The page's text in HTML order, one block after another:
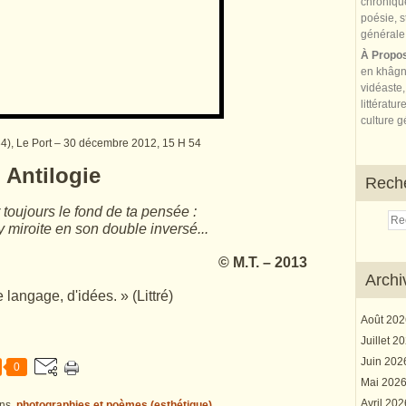
Le Port – 30 décembre 2012, 15 H 54
Antilogie
le fond de ta pensée :
miroite en son double inversé...
© M.T. – 2013
d'idées. » (Littré)
0
À
en
culture
Août
Juillet
Juin
Mai
Avril